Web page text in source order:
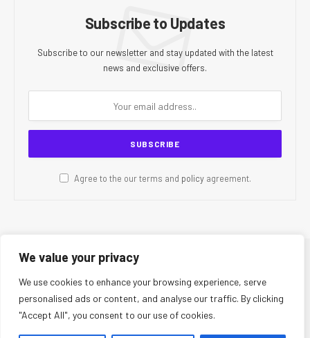
We value your privacy
We use cookies to enhance your browsing experience, serve
personalised ads or content, and analyse our traffic. By clicking
"Accept All", you consent to our use of cookies.
Subscribe to Updates
Subscribe to our newsletter and stay updated with the latest
news and exclusive offers.
Agree to the our terms and policyagreement.
About Us Editorial Team Contact Us
Privacy Policy
Terms and Conditions
Disclaimer
Editorial Policy